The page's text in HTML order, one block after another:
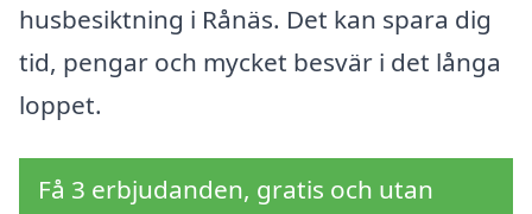
husbesiktning i Rånäs. Det kan spara dig
tid, pengar och mycket besvär i det långa
loppet.
Få 3 erbjudanden, gratis och utan